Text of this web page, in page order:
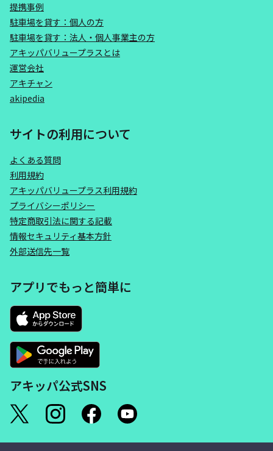
提携事例
駐車場を貸す：個人の方
駐車場を貸す：法人・個人事業主の方
アキッパバリュープラスとは
運営会社
アキチャン
akipedia
サイトの利用について
よくある質問
利用規約
アキッパバリュープラス利用規約
プライバシーポリシー
特定商取引法に関する記載
情報セキュリティ基本方針
外部送信先一覧
アプリでもっと簡単に
アキッパ公式SNS